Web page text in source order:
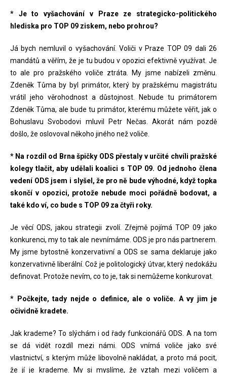
* Je to vyšachování v Praze ze strategicko-politického
hlediska pro TOP 09 ziskem, nebo prohrou?
Já bych nemluvil o vyšachování. Voliči v Praze TOP 09 dali 26
mandátů a věřím, že je tu budou v opozici efektivně využívat. Je
to ale pro pražského voliče ztráta. My jsme nabízeli změnu.
Zdeněk Tůma by byl primátor, který by pražskému magistrátu
vrátil jeho věrohodnost a důstojnost. Nebude tu primátorem
Zdeněk Tůma, ale bude tu primátor, kterému můžete věřit, jak o
Bohuslavu Svobodovi mluvil Petr Nečas. Akorát nám pozdě
došlo, že oslovoval někoho jiného než voliče.
* Na rozdíl od Brna špičky ODS přestaly v určité chvíli pražské
kolegy tlačit, aby udělali koalici s TOP 09. Od jednoho člena
vedení ODS jsem i slyšel, že pro ně bude výhodné, když topka
skončí v opozici, protože nebude moci pořádně bodovat, a
také kdo ví, co bude s TOP 09 za čtyři roky.
Je věcí ODS, jakou strategii zvolí. Zřejmě pojímá TOP 09 jako
konkurenci, my to tak ale nevnímáme. ODS je pro nás partnerem.
My jsme bytostně konzervativní a ODS se sama deklaruje jako
konzervativně liberální. Což je politologický útvar, který nedokážu
definovat. Protože nevím, co to je, tak si nemůžeme konkurovat.
* Počkejte, tady nejde o definice, ale o voliče. A vy jim je
očividně kradete.
Jak krademe? To slýchám i od řady funkcionářů ODS. A na tom
se dá vidět rozdíl mezi námi. ODS vnímá voliče jako své
vlastnictví, s kterým může libovolně nakládat, a proto má pocit,
že jí je krademe. My si myslíme, že vztah mezi voličem a